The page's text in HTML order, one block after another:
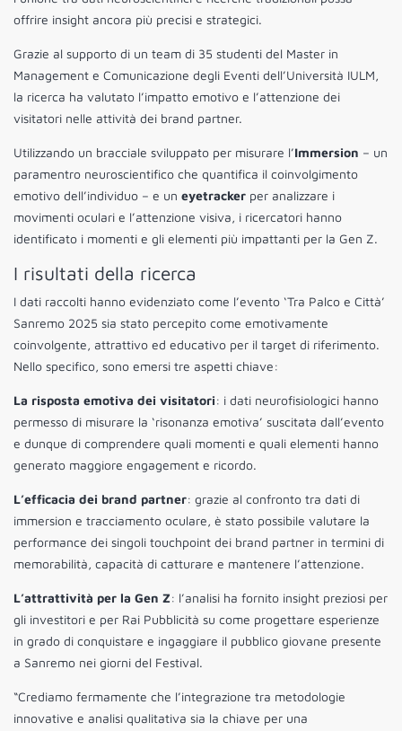
offrire insight ancora più precisi e strategici.
Grazie al supporto di un team di 35 studenti del Master in
Management e Comunicazione degli Eventi dell’Università IULM,
la ricerca ha valutato l’impatto emotivo e l’attenzione dei
visitatori nelle attività dei brand partner.
Utilizzando un bracciale sviluppato per misurare l’Immersion – un
paramentro neuroscientifico che quantifica il coinvolgimento
emotivo dell’individuo – e un eyetracker per analizzare i
movimenti oculari e l’attenzione visiva, i ricercatori hanno
identificato i momenti e gli elementi più impattanti per la Gen Z.
I risultati della ricerca
I dati raccolti hanno evidenziato come l’evento ‘Tra Palco e Città’
Sanremo 2025 sia stato percepito come emotivamente
coinvolgente, attrattivo ed educativo per il target di riferimento.
Nello specifico, sono emersi tre aspetti chiave:
La risposta emotiva dei visitatori: i dati neurofisiologici hanno
permesso di misurare la ‘risonanza emotiva’ suscitata dall’evento
e dunque di comprendere quali momenti e quali elementi hanno
generato maggiore engagement e ricordo.
L’efficacia dei brand partner: grazie al confronto tra dati di
immersion e tracciamento oculare, è stato possibile valutare la
performance dei singoli touchpoint dei brand partner in termini di
memorabilità, capacità di catturare e mantenere l’attenzione.
L’attrattività per la Gen Z: l’analisi ha fornito insight preziosi per
gli investitori e per Rai Pubblicità su come progettare esperienze
in grado di conquistare e ingaggiare il pubblico giovane presente
a Sanremo nei giorni del Festival.
“Crediamo fermamente che l’integrazione tra metodologie
innovative e analisi qualitativa sia la chiave per una